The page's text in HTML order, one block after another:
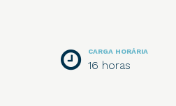
CARGA HORÁRIA
16 horas